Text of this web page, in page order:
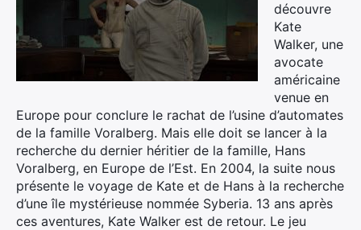
découvre
Kate
Walker, une
avocate
américaine
venue en
Europe pour conclure le rachat de l’usine d’automates
de la famille Voralberg. Mais elle doit se lancer à la
recherche du dernier héritier de la famille, Hans
Voralberg, en Europe de l’Est. En 2004, la suite nous
présente le voyage de Kate et de Hans à la recherche
d’une île mystérieuse nommée Syberia. 13 ans après
ces aventures, Kate Walker est de retour. Le jeu